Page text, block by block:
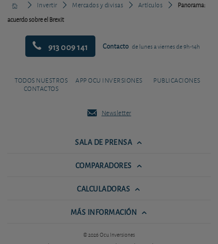
Invertir Mercados y divisas Artículos
Panorama:
acuerdo sobre el Brexit
913 009 141 Contacto de lunes a viernes de 9h-14h
TODOS NUESTROS
CONTACTOS
APP OCU INVERSIONES PUBLICACIONES
Newsletter
SALA DE PRENSA
COMPARADORES
CALCULADORAS
MÁS INFORMACIÓN
© 2026 Ocu Inversiones